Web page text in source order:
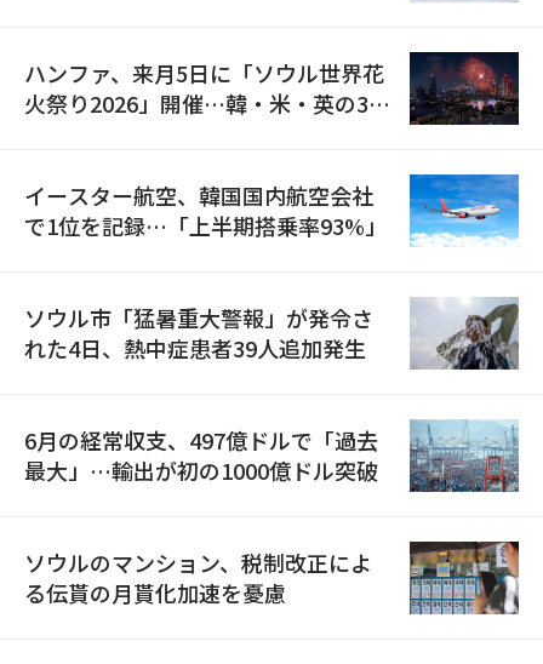
ハンファ、来月5日に「ソウル世界花
火祭り2026」開催…韓・米・英の3カ
イースター航空、韓国国内航空会社
で1位を記録…「上半期搭乗率93%」
ソウル市「猛暑重大警報」が発令さ
れた4日、熱中症患者39人追加発生
6月の経常収支、497億ドルで「過去
最大」…輸出が初の1000億ドル突破
ソウルのマンション、税制改正によ
る伝貰の月貰化加速を憂慮